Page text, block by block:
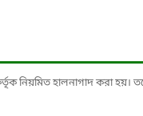
নিয়মিত হালনাগাদ করা হয়।